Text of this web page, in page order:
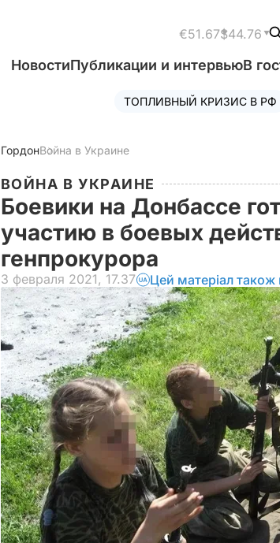
€51.67$44.76
НовостиПубликации и интервьюВ
ТОПЛИВНЫЙ КРИЗИС В РФ
ГордонВойна в Украине
ВОЙНА В УКРАИНЕ
Боевики на Донбассе
участию в боевых
генпрокурора
3 февраля 2021, 17.37 Цей матеріал